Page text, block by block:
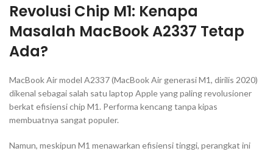
Revolusi Chip M1: Kenapa
Masalah MacBook A2337 Tetap
Ada?
MacBook Air model A2337 (MacBook Air generasi M1, dirilis 2020)
dikenal sebagai salah satu laptop Apple yang paling revolusioner
berkat efisiensichip M1. Performa kencang tanpa kipas
membuatnya sangat populer.
Namun, meskipun M1 menawarkan efisiensi tinggi, perangkat ini